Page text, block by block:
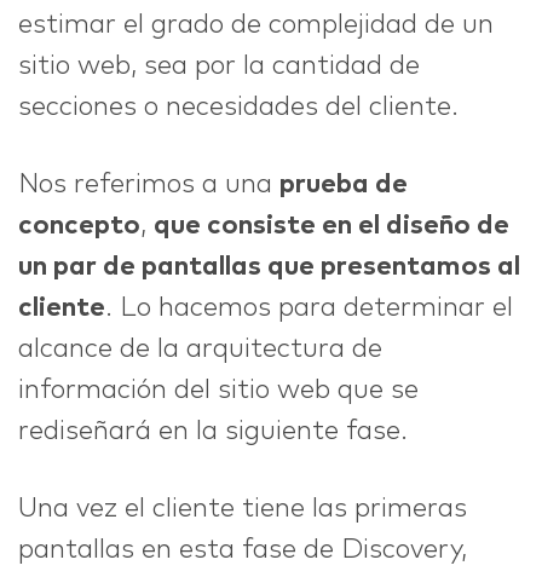
estimar el grado de complejidad de un
sitio web, sea por la cantidad de
secciones o necesidades del cliente.
Nos referimos a una prueba de
concepto, que consiste en el diseño de
un par de pantallas que presentamos al
cliente. Lo hacemos para determinar el
alcance de la arquitectura de
información del sitio web que se
rediseñará en la siguiente fase.
Una vez el cliente tiene las primeras
pantallas en esta fase de Discovery,